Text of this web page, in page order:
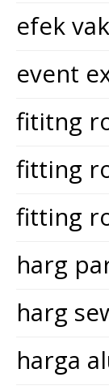
efek
event
fititng
fitting
fitting
harg
harg
harga